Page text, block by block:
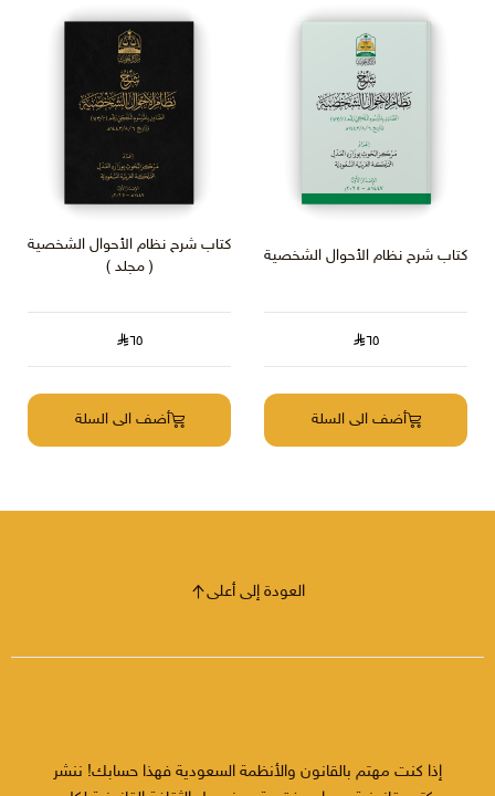
كتاب شرح نظام الأحوال الشخصية
٦٥
أضف الى السلة
كتاب شرح نظام الأحوال الشخصية
( مجلد )
٦٥
أضف الى السلة
العودة إلى أعلى
إذا كنت مهتم بالقانون والأنظمة السعودية فهذا حسابك! ننشر